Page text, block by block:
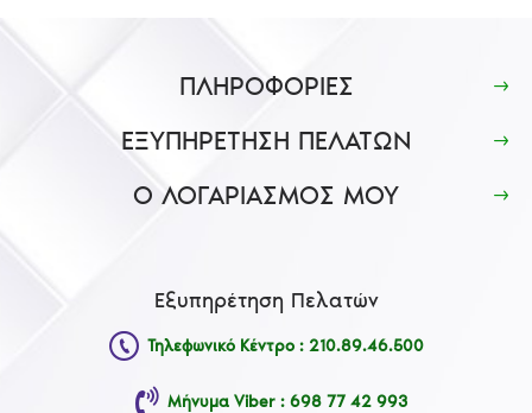
ΠΛΗΡΟΦΟΡΙΕΣ
ΕΞΥΠΗΡΕΤΗΣΗ ΠΕΛΑΤΩΝ
Ο ΛΟΓΑΡΙΑΣΜΟΣ ΜΟΥ
Εξυπηρέτηση Πελατών
Τηλεφωνικό Κέντρο : 210.89.46.500
Μήνυμα Viber : 698 77 42 993